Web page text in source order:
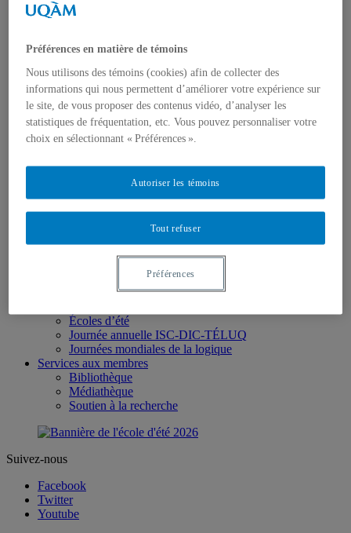
Rapports d'activités
Devenir membre
Régulier
Membres étudiant.es
Membres associé.es
Formation
Concentration de 2e cycle
Concentration de 3e cycle
Recherche
Pôle 1 : Langue, langage et parole
Pôle 4 : Apprentissage
Pôle 5 : Cognition organisationnelle
Ateliers/Séminaires/Colloques
Écoles d’été
Journée annuelle ISC-DIC-TÉLUQ
Journées mondiales de la logique
Services aux membres
Bibliothèque
Médiathèque
Soutien à la recherche
Suivez-nous
Facebook
Twitter
Youtube
Préférences en matière de témoins
Nous utilisons des témoins (cookies) afin de collecter des
informations qui nous permettent d’améliorer votre expérience sur
le site, de vous proposer des contenus vidéo, d’analyser les
statistiques de fréquentation, etc. Vous pouvez personnaliser votre
choix en sélectionnant « Préférences ».
Tout refuser
Autoriser les témoins
Préférences